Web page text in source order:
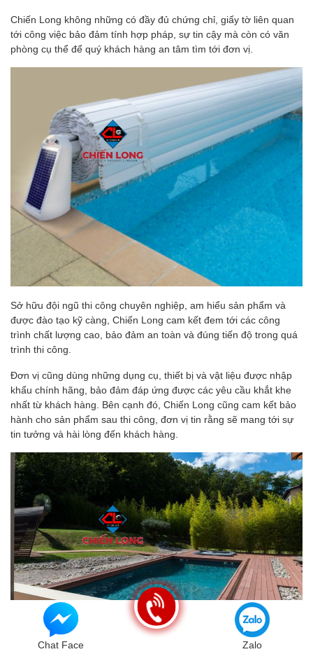
Chiến Long không những có đầy đủ chứng chỉ, giấy tờ liên quan
tới công việc bảo đảm tính hợp pháp, sự tin cậy mà còn có văn
phòng cụ thể để quý khách hàng an tâm tìm tới đơn vị.
Sở hữu đội ngũ thi công chuyên nghiệp, am hiểu sản phẩm và
được đào tạo kỹ càng, Chiến Long cam kết đem tới các công
trình chất lượng cao, bảo đảm an toàn và đúng tiến độ trong quá
trình thi công.
Đơn vị cũng dùng những dụng cụ, thiết bị và vật liệu được nhập
khẩu chính hãng, bảo đảm đáp ứng được các yêu cầu khắt khe
nhất từ khách hàng. Bên cạnh đó, Chiến Long cũng cam kết bảo
hành cho sản phẩm sau thi công, đơn vị tin rằng sẽ mang tới sự
tin tưởng và hài lòng đến khách hàng.
Chat Face Zalo